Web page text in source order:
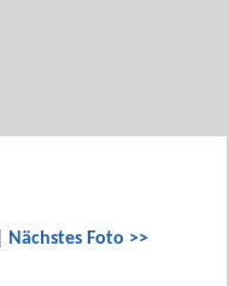
Nächstes Foto >>